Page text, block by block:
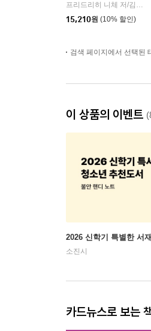
프리드리히 니체 저/김철 편역
15,210원 (10% 할인)
검색 페이지에서 선택된
이 상품의 이벤트
2026 신학기 특별한 서
소진시
카드뉴스로 보는